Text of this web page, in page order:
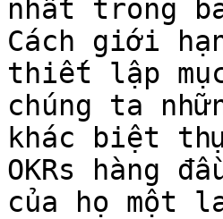
nhất trong
Cách giới
thiết lập
chúng ta
khác biệt
OKRs hàng
của họ một